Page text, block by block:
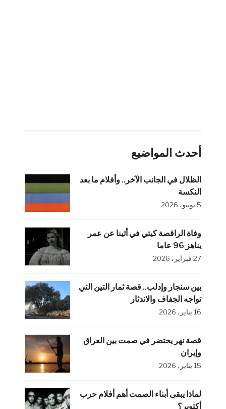
أحدث المواضيع
الظلال في الجانب الآخر.. وأفلام ما بعد
النكسة
5 يونيو، 2026
وفاة الراقصة كيتي في أثينا عن عمر
يناهز 96 عاما
27 فبراير، 2026
بين سنجار وإدلب.. قصة ثمار التين التي
تواجه الجفاف والاندثار
16 يناير، 2026
قصة نهر يحتضر في صمت بين العراق
وإيران
15 يناير، 2026
لماذا يبقى أبناء الصمت أهم أفلام حرب
أكتوبر؟